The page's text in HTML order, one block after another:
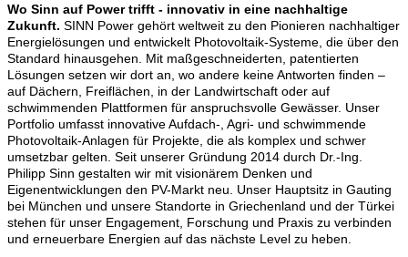
Wo Sinn auf Power trifft - innovativ in eine nachhaltige
Zukunft. SINN Power gehört weltweit zu den Pionieren nachhaltiger
Energielösungen und entwickelt Photovoltaik-Systeme, die über den
Standard hinausgehen. Mit maßgeschneiderten, patentierten
Lösungen setzen wir dort an, wo andere keine Antworten finden –
auf Dächern, Freiflächen, in der Landwirtschaft oder auf
schwimmenden Plattformen für anspruchsvolle Gewässer. Unser
Portfolio umfasst innovative Aufdach-, Agri- und schwimmende
Photovoltaik-Anlagen für Projekte, die als komplex und schwer
umsetzbar gelten. Seit unserer Gründung 2014 durch Dr.-Ing.
Philipp Sinn gestalten wir mit visionärem Denken und
Eigenentwicklungen den PV-Markt neu. Unser Hauptsitz in Gauting
bei München und unsere Standorte in Griechenland und der Türkei
stehen für unser Engagement, Forschung und Praxis zu verbinden
und erneuerbare Energien auf das nächste Level zu heben.